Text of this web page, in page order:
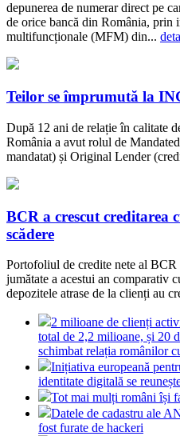
depunerea de numerar direct pe
de orice bancă din România, prin
multifuncționale (MFM) din...
Teilor se împrumută la
După 12 ani de relație în calitate
România a avut rolul de
mandatat) și Original Lender
BCR a crescut creditarea
scădere
Portofoliul de credite nete al
jumătate a acestui an comparativ
depozitele atrase de la clienți au
2 milioane de clienți
total de 2,2 milioane, și 20
schimbat relația românilor
Inițiativa europeană
identitate digitală se
Tot mai mulți români își
Datele de cadastru ale
fost furate de hackeri